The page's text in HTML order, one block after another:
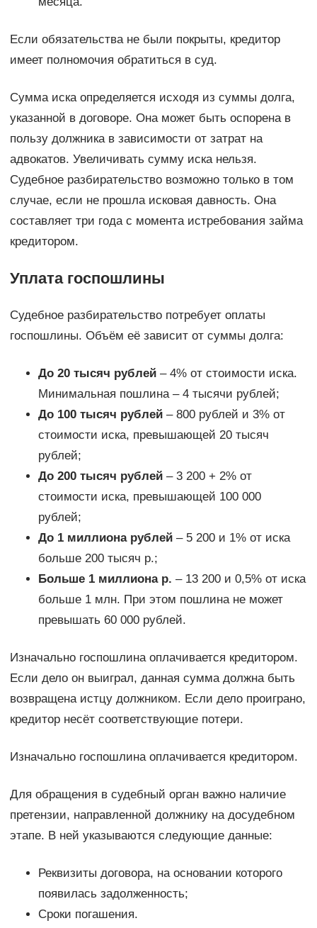
Если обязательства не были покрыты, кредитор
имеет полномочия обратиться в суд.
Сумма иска определяется исходя из суммы долга,
указанной в договоре. Она может быть оспорена в
пользу должника в зависимости от затрат на
адвокатов. Увеличивать сумму иска нельзя.
Судебное разбирательство возможно только в том
случае, если не прошла исковая давность. Она
составляет три года с момента истребования займа
кредитором.
Уплата госпошлины
Судебное разбирательство потребует оплаты
госпошлины. Объём её зависит от суммы долга:
До 20 тысяч рублей– 4% от стоимости иска.
Минимальная пошлина – 4 тысячи рублей;
До 100 тысяч рублей– 800 рублей и 3% от
стоимости иска, превышающей 20 тысяч
рублей;
До 200 тысяч рублей– 3 200 + 2% от
стоимости иска, превышающей 100 000
рублей;
До 1 миллиона рублей– 5 200 и 1% от иска
больше 200 тысяч р.;
Больше 1 миллиона р. – 13 200 и 0,5% от иска
больше 1 млн. При этом пошлина не может
превышать 60 000 рублей.
Изначально госпошлина оплачивается кредитором.
Если дело он выиграл, данная сумма должна быть
возвращена истцу должником. Если дело проиграно,
кредитор несёт соответствующие потери.
Изначально госпошлина оплачивается кредитором.
Для обращения в судебный орган важно наличие
претензии, направленной должнику на досудебном
этапе. В ней указываются следующие данные:
Реквизиты договора, на основании которого
появилась задолженность;
Сроки погашения.